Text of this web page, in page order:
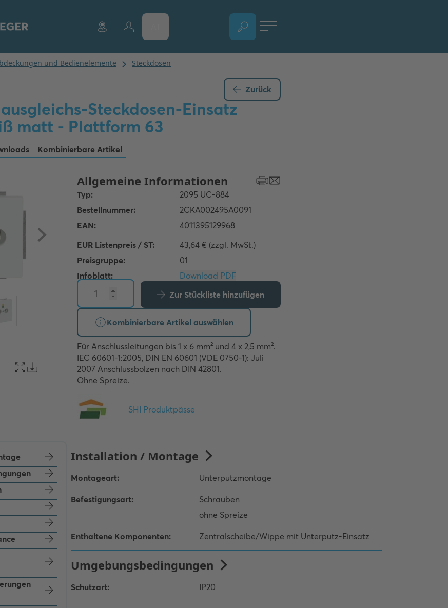
Zurück
Steckdosen-Einsatz
matt - Plattform 63
Kombinierbare Artikel
EUR Listenpreis / ST:
43,64 € (zzgl. MwSt.)
Preisgruppe:
01
Infoblatt:
Download PDF
Zur Stückliste hinzufügen
Kombinierbare Artikel auswählen
Für Anschlussleitungen bis 1 x 6 mm² und 4 x 2,5 mm².
IEC 60601-1:2005, DIN EN 60601 (VDE 0750-1): Juli
2007 Anschlussbolzen nach DIN 42801.
Ohne Spreize.